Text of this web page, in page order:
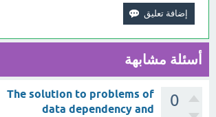
أسئلة مشابهة
0
The solution to problems of
data dependency and